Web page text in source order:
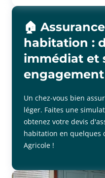
🏠 Assurance
habitation :
immédiat et
engagement
Un chez-vous bien
léger. Faites une
obtenez votre devis
habitation en quelques
Agricole !